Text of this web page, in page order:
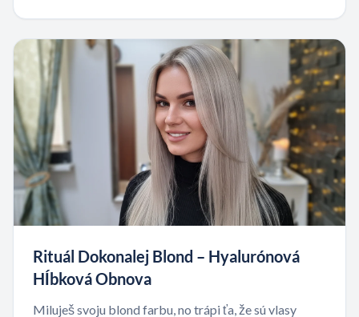
Rituál Dokonalej Blond – Hyalurónová
Hĺbková Obnova
Miluješ svoju blond farbu, no trápi ťa, že sú vlasy